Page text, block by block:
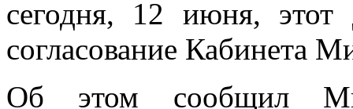
сегодня, 12 июня, этот
согласование Кабинета
Об этом сообщил